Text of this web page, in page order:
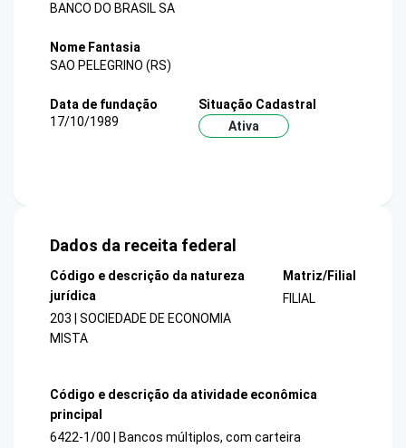
BANCO DO BRASIL SA
Nome Fantasia
SAO PELEGRINO (RS)
Data de fundação
17/10/1989
Situação Cadastral
Ativa
Dados da receita federal
Código e descrição da natureza
jurídica
203 | SOCIEDADE DE ECONOMIA
MISTA
Matriz/Filial
FILIAL
Código e descrição da atividade econômica
principal
6422-1/00 | Bancos múltiplos, com carteira